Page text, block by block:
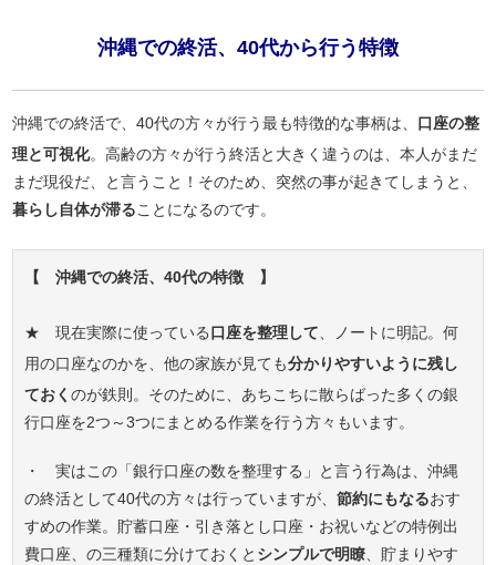
沖縄での終活、40代から行う特徴
沖縄での終活で、40代の方々が行う最も特徴的な事柄は、 口座の整
理と可視化。高齢の方々が行う終活と大きく違うのは、本人がまだ
まだ現役だ、と言うこと！そのため、突然の事が起きてしまうと、
暮らし自体が滞ることになるのです。
【 沖縄での終活、40代の特徴 】
★ 現在実際に使っている口座を整理して、ノートに明記。何
用の口座なのかを、他の家族が見ても分かりやすいように残し
ておくのが鉄則。そのために、あちこちに散らばった多くの銀
行口座を2つ～3つにまとめる作業を行う方々もいます。
・ 実はこの「銀行口座の数を整理する」と言う行為は、沖縄
の終活として40代の方々は行っていますが、節約にもなるおす
すめの作業。貯蓄口座・引き落とし口座・お祝いなどの特例出
費口座、の三種類に分けておくと シンプルで明瞭、貯まりやす